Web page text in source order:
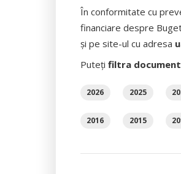
În conformitate cu
financiare despre
şi pe site-ul cu adresa
Puteți filtra
2026 2025
2016 2015